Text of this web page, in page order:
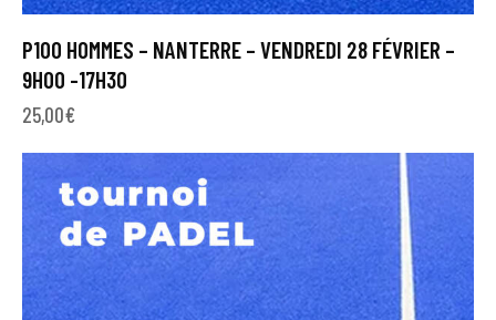
P100 HOMMES – NANTERRE – VENDREDI 28 FÉVRIER –
9H00 -17H30
25,00€